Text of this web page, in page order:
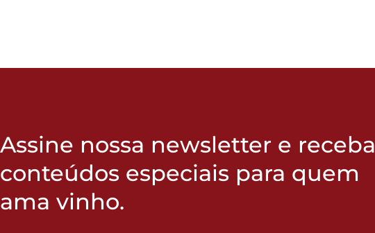
Assine nossa newsletter e receba
conteúdos especiais para quem
ama vinho.